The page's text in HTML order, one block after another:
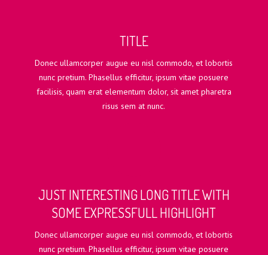
TITLE
Donec ullamcorper augue eu nisl commodo, et lobortis
nunc pretium. Phasellus efficitur, ipsum vitae posuere
facilisis, quam erat elementum dolor, sit amet pharetra
risus sem at nunc.
JUST INTERESTING LONG TITLE WITH
SOME EXPRESSFULL HIGHLIGHT
Donec ullamcorper augue eu nisl commodo, et lobortis
nunc pretium. Phasellus efficitur, ipsum vitae posuere